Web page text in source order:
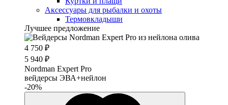
Аксессуары для рыбалки и охоты
Термовкладыши
Лучшее предложение
4 750 ₽
5 940 ₽
Nordman Expert Pro
вейдерсы ЭВА+нейлон
-20%